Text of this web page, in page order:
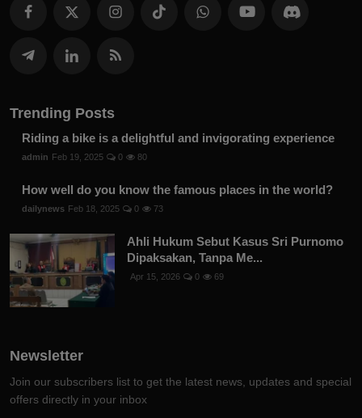
Trending Posts
Riding a bike is a delightful and invigorating experience
admin Feb 19, 2025 0 80
How well do you know the famous places in the world?
dailynews Feb 18, 2025 0 73
Ahli Hukum Sebut Kasus Sri Purnomo
Dipaksakan, Tanpa Me...
Apr 15, 2026 0 69
Newsletter
Join our subscribers list to get the latest news, updates and special
offers directly in your inbox